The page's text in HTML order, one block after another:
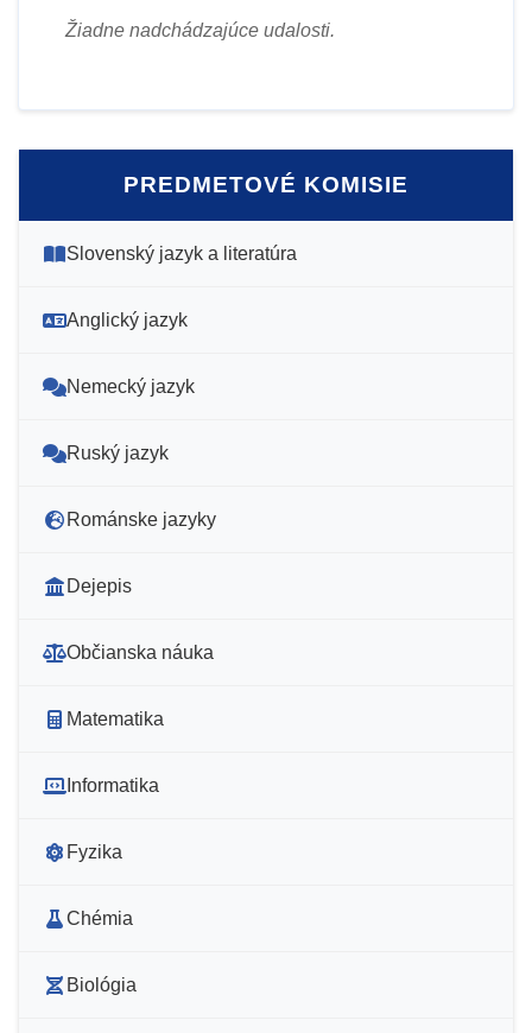
Žiadne nadchádzajúce udalosti.
PREDMETOVÉ KOMISIE
Slovenský jazyk a literatúra
Anglický jazyk
Nemecký jazyk
Ruský jazyk
Románske jazyky
Dejepis
Občianska náuka
Matematika
Informatika
Fyzika
Chémia
Biológia